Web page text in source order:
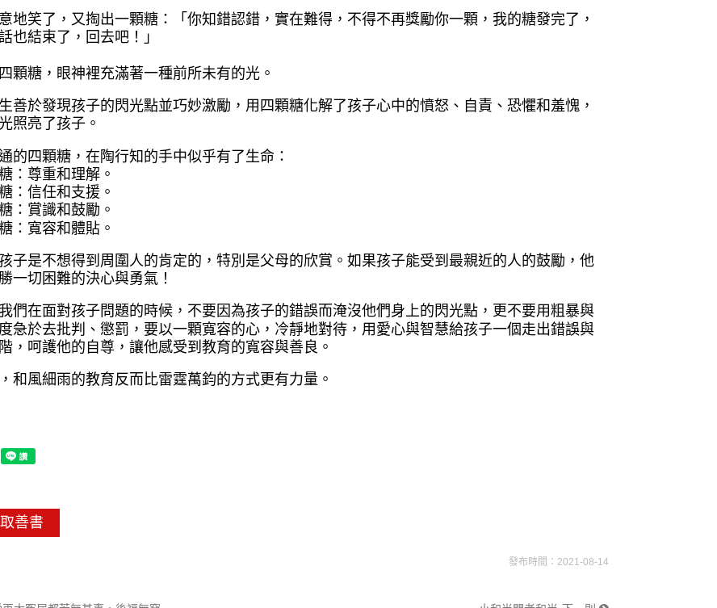
地笑了，又掏出一顆糖： 「你知錯認錯，實在難得，不得不再獎勵你一顆，我的糖發完了，
也結束了，回去吧！」
顆糖，眼神裡充滿著一種前所未有的光。
善於發現孩子的閃光點並巧妙激勵，用四顆糖化解了孩子心中的憤怒、自責、恐懼和羞愧，
照亮 了孩子。
的四顆糖，在陶行知的手中似乎有了生命：
：尊重和理解。
：信任和支援。
：賞識和鼓勵。
：寬容和體貼。
子是不想得到周圍人的肯定的，特別是父母的欣賞。如果孩子能受到最親近的人的鼓勵，他
一切困難的決心與勇氣！
們在面對孩子問題的時候，不要因為孩子的錯誤而淹沒他們身上的 閃光點，更不要用粗暴與
急於去批判、懲罰，要以一顆寬容的心，冷靜地對待，用愛心與智慧給孩子一個走出錯誤與
，呵護他的自尊，讓他感受到教育的寬容與善良。
和風細雨的教育反而比雷霆萬鈞的方式更有力量。
善書
發布時間：2021-08-14